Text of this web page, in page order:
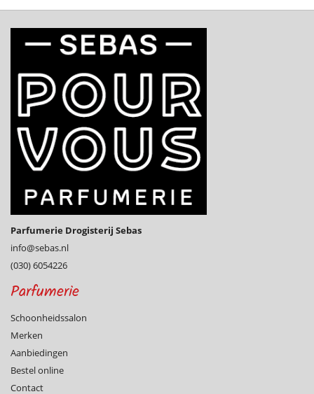
Parfumerie Drogisterij Sebas
info@­sebas.nl
(030) 6054226
Parfumerie
Schoonheidssalon
Merken
Aanbiedingen
Bestel online
Contact